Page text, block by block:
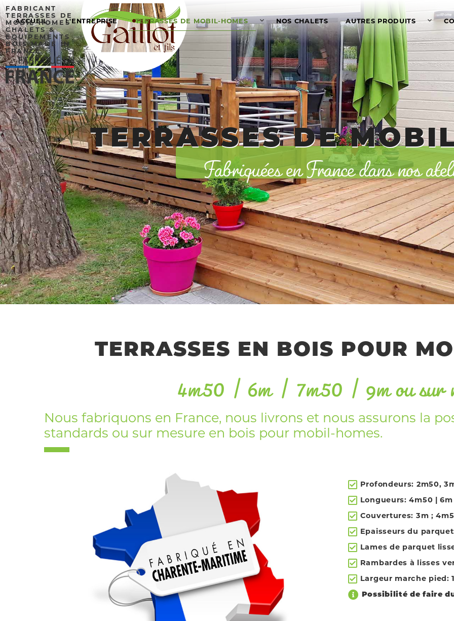
FABRICANT
TERRASSES DE
MOBIL-HOMES
CHALETS &
ÉQUIPEMENTS
BOIS MADE IN
FRANCE
ACCUEIL L'ENTREPRISE TERRASSES DE MOBIL-HOMES NOS CHALETS AUTRES PRODUITS
TERRASSES DE
Fabriquées en France dans nos
TERRASSES EN BOIS POUR
4m50 | 6m | 7m50 | 9m ou sur
Nous fabriquons en France, nous livrons et nous assurons la
standards ou sur mesure en bois pour mobil-homes.
Profondeurs: 2m50,
Longueurs: 4m50 |
Couvertures: 3m ;
Epaisseurs du
Lames de parquet
Rambardes à lisses
Largeur marche pied:
Possibilité de faire